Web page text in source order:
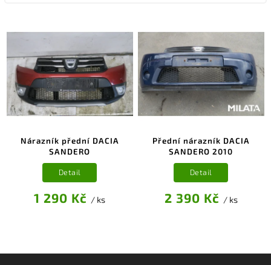
Nárazník přední DACIA
SANDERO
1 290 Kč / ks
Detail
Přední nárazník DACIA
SANDERO 2010
2 390 Kč / ks
Detail